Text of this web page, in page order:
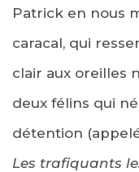
Patrick en nous
caracal, qui
clair aux oreilles
deux félins qui
détention
Les trafiquants